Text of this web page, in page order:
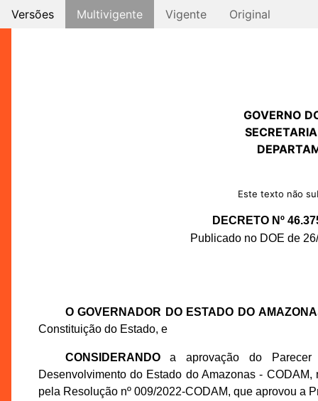
Versões Multivigente Vigente Original
GOVERNO
Este texto não
DECRETO Nº
Publicado no DOE de
O GOVERNADOR DO ESTADO DO
Constituição do Estado, e
CONSIDERANDOa aprovação do Parecer
Desenvolvimento do Estado do Amazonas -
pela Resolução nº 009/2022-CODAM, que aprovou a